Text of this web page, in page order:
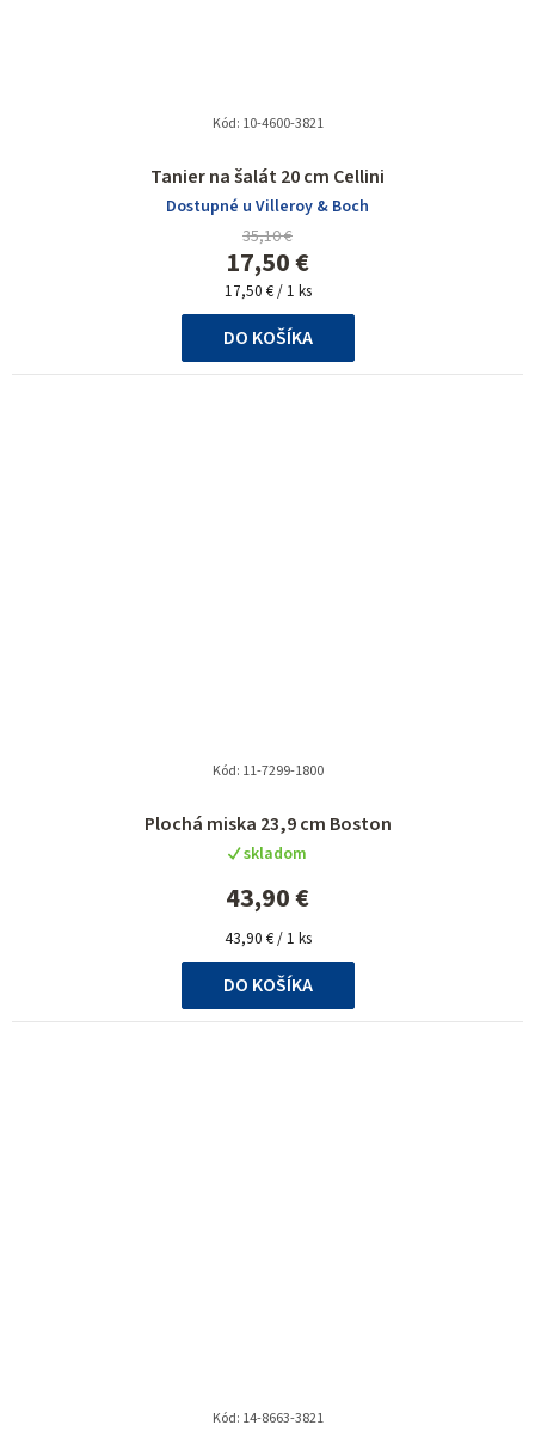
Tanier na šalát 20 cm Cellini
Dostupné u Villeroy & Boch
17,50 €
35,10 €
Jednotková
cena:
17,50 € / 1 ks
DO KOŠÍKA
Kód: 10-4600-3821
Plochá miska 23,9 cm Boston
hodnotenie
produktu
je
5,0
z
5
hviezdičiek.
skladom
43,90 €
Jednotková
cena:
43,90 € / 1 ks
DO KOŠÍKA
Kód: 11-7299-1800
Kód: 14-8663-3821